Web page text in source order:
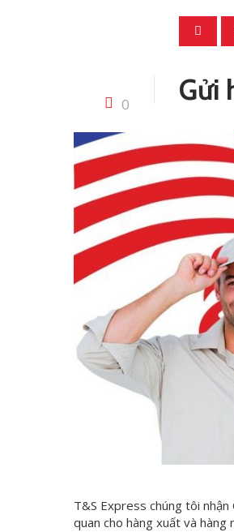
0 Gửi
T&S Express chúng tôi
quan cho hàng xuất và hàng